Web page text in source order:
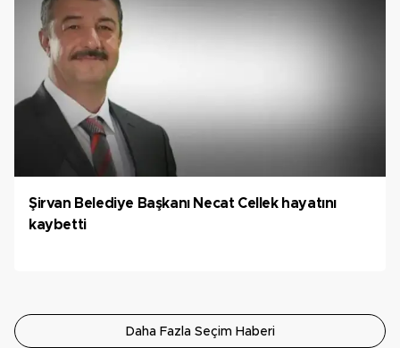
Şirvan Belediye Başkanı Necat Cellek hayatını
kaybetti
Daha Fazla Seçim Haberi